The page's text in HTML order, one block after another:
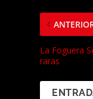
La Foguera
raras